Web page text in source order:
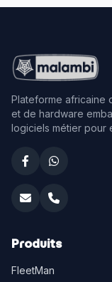
Plateforme africaine
et de hardware
logiciels métier pour
Produits
FleetMan